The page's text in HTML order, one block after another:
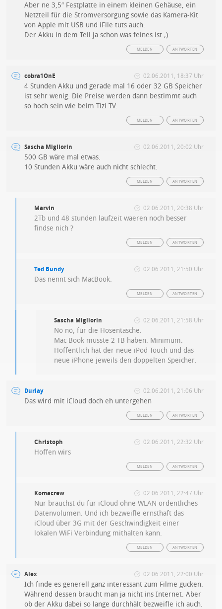
Aber ne 3,5″ Festplatte in einem kleinen Gehäuse, ein
Netzteil für die Stromversorgung sowie das Kamera-Kit
von Apple mit USB und iFile tuts auch.
Der Akku in dem Teil ja schon was feines ist ;)
ANTWORTEN
MELDEN
cobra1OnE 02.06.2011, 18:37 Uhr
4 Stunden Akku und gerade mal 16 oder 32 GB Speicher
ist sehr wenig. Die Preise werden dann bestimmt auch
so hoch sein wie beim Tizi TV.
ANTWORTEN
MELDEN
Sascha Migliorin 02.06.2011, 20:02 Uhr
500 GB wäre mal etwas.
10 Stunden Akku wäre auch nicht schlecht.
ANTWORTEN
MELDEN
Marvin 02.06.2011, 20:38 Uhr
2Tb und 48 stunden laufzeit waeren noch besser
findse nich ?
ANTWORTEN
MELDEN
Ted Bundy 02.06.2011, 21:50 Uhr
Das nennt sich MacBook.
ANTWORTEN
MELDEN
Sascha Migliorin 02.06.2011, 21:58 Uhr
Nö nö, für die Hosentasche.
Mac Book müsste 2 TB haben. Minimum.
Hoffentlich hat der neue iPod Touch und das
neue iPhone jeweils den doppelten Speicher.
Durlay 02.06.2011, 21:06 Uhr
Das wird mit iCloud doch eh untergehen
ANTWORTEN
MELDEN
Christoph 02.06.2011, 22:32 Uhr
Hoffen wirs
ANTWORTEN
MELDEN
Komacrew 02.06.2011, 22:47 Uhr
Nur brauchst du für iCloud ohne WLAN ordentliches
Datenvolumen. Und ich bezweifle ernsthaft das
iCloud über 3G mit der Geschwindigkeit einer
lokalen WiFi Verbindung mithalten kann.
ANTWORTEN
MELDEN
Alex 02.06.2011, 22:00 Uhr
Ich finde es generell ganz interessant zum Filme gucken.
Während dessen braucht man ja nicht ins Internet. Aber
ob der Akku dabei so lange durchhält bezweifle ich auch.